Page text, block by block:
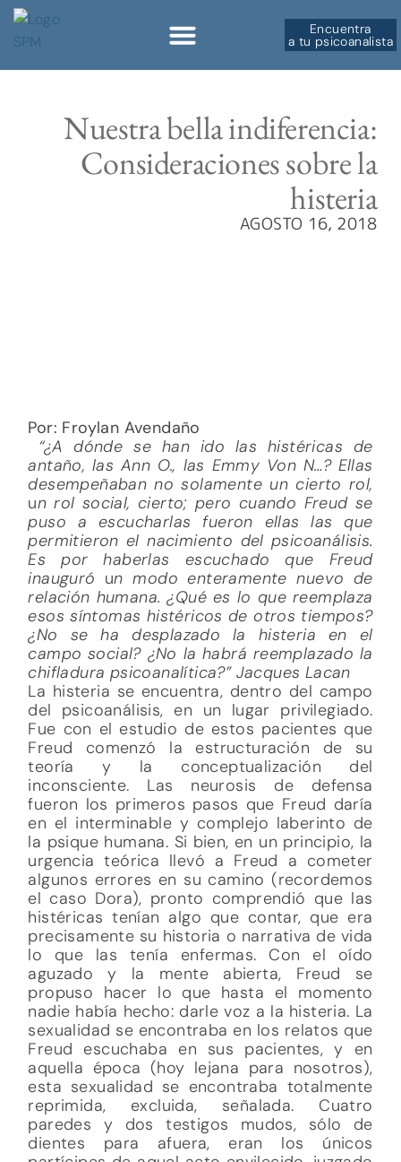
Encuentra
a tu psicoanalista
Nuestra bella indiferencia:
Consideraciones sobre la
histeria
AGOSTO 16, 2018
Por: Froylan Avendaño
“¿A dónde se han ido las histéricas de
antaño, las Ann O., las Emmy Von N…? Ellas
desempeñaban no solamente un cierto rol,
un rol social, cierto; pero cuando Freud se
puso a escucharlas fueron ellas las que
permitieron el nacimiento del psicoanálisis.
Es por haberlas escuchado que Freud
inauguró un modo enteramente nuevo de
relación humana.¿Qué es lo que reemplaza
esos síntomas histéricos de otros tiempos?
¿No se ha desplazado la histeria en el
campo social? ¿No la habrá reemplazado la
chifladura psicoanalítica?” Jacques Lacan
La histeria se encuentra, dentro del campo
del psicoanálisis, en un lugar privilegiado.
Fue con el estudio de estos pacientes que
Freud comenzó la estructuración de su
teoría y la conceptualización del
inconsciente. Las neurosis de defensa
fueron los primeros pasos que Freud daría
en el interminable y complejo laberinto de
la psique humana. Si bien, en un principio, la
urgencia teórica llevó a Freud a cometer
algunos errores en su camino (recordemos
el caso Dora), pronto comprendió que las
histéricas tenían algo que contar, que era
precisamente su historia o narrativa de vida
lo que las tenía enfermas. Con el oído
aguzado y la mente abierta, Freud se
propuso hacer lo que hasta el momento
nadie había hecho: darle voz a la histeria. La
sexualidad se encontraba en los relatos que
Freud escuchaba en sus pacientes, y en
aquella época (hoy lejana para nosotros),
esta sexualidad se encontraba totalmente
reprimida, excluida, señalada. Cuatro
paredes y dos testigos mudos, sólo de
dientes para afuera, eran los únicos